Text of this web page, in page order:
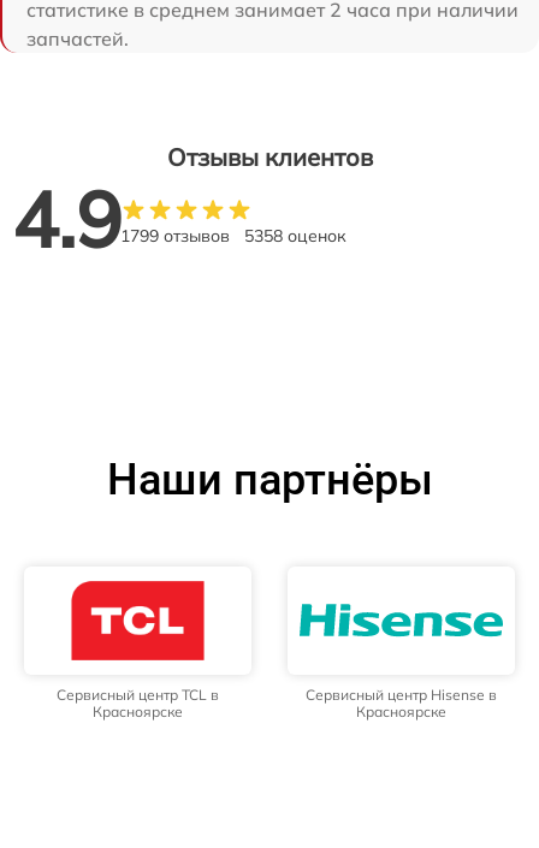
статистике в среднем занимает 2 часа при наличии
запчастей.
Отзывы клиентов
4.91799 отзывов 5358 оценок
Наши партнёры
Сервисный центр TCL в
Красноярске
Сервисный центр Hisense в
Красноярске